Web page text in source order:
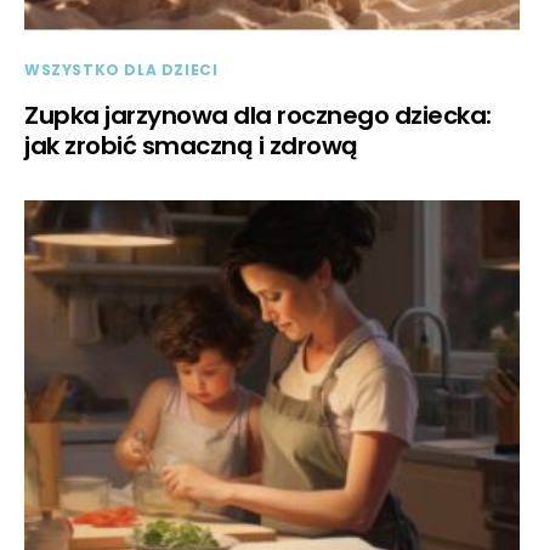
WSZYSTKO DLA DZIECI
Zupka jarzynowa dla rocznego dziecka:
jak zrobić smaczną i zdrową